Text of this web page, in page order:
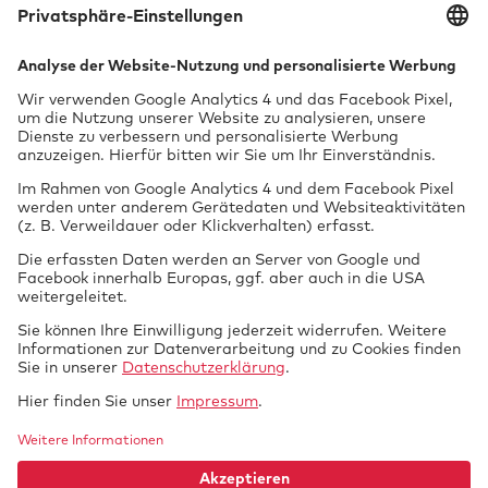
Classic-Experten
Oldtimer-
Experte
Tech­nik braucht
Si­cher­heit.
Datenschutz